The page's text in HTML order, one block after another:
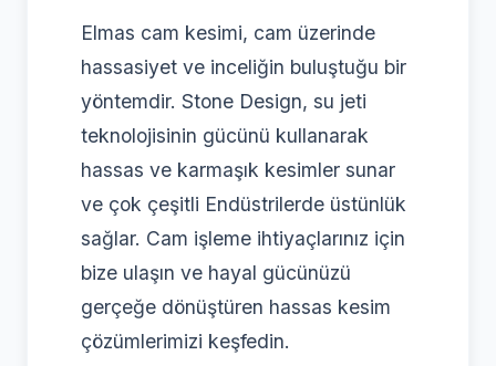
Elmas cam kesimi, cam üzerinde
hassasiyet ve inceliğin buluştuğu bir
yöntemdir. Stone Design, su jeti
teknolojisinin gücünü kullanarak
hassas ve karmaşık kesimler sunar
ve çok çeşitli Endüstrilerde üstünlük
sağlar. Cam işleme ihtiyaçlarınız için
bize ulaşın ve hayal gücünüzü
gerçeğe dönüştüren hassas kesim
çözümlerimizi keşfedin.